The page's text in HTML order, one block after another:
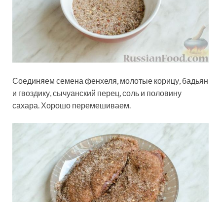
Соединяем семена фенхеля, молотые корицу, бадьян
и гвоздику, сычуанский перец, соль и половину
сахара. Хорошо перемешиваем.